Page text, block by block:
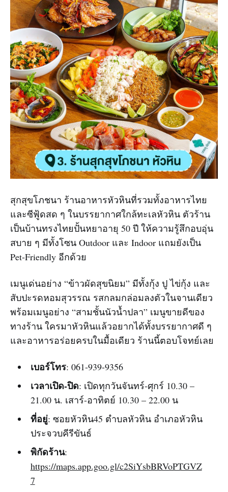
สุกสุขโภชนา ร้านอาหารหัวหินที่รวมทั้งอาหารไทย
และซีฟู้ดสด ๆ ในบรรยากาศใกล้ทะเลหัวหิน ตัวร้าน
เป็นบ้านทรงไทยปั้นหยาอายุ 50 ปี ให้ความรู้สึกอบอุ่น
สบาย ๆ มีทั้งโซน Outdoor และ Indoor แถมยังเป็น
Pet-Friendly อีกด้วย
เมนูเด่นอย่าง “ข้าวผัดสุขนิยม” มีทั้งกุ้ง ปู ไข่กุ้ง และ
สับปะรดหอมสุวรรณ รสกลมกล่อมลงตัวในจานเดียว
พร้อมเมนูอย่าง “สามชั้นนัวน้ำปลา” เมนูขายดีของ
ทางร้าน ใครมาหัวหินแล้วอยากได้ทั้งบรรยากาศดี ๆ
และอาหารอร่อยครบในมื้อเดียว ร้านนี้ตอบโจทย์เลย
เบอร์โทร: 061-939-9356
เวลาเปิด-ปิด: เปิดทุกวันจันทร์-ศุกร์ 10.30 –
21.00 น. เสาร์-อาทิตย์ 10.30 – 22.00 น
ที่อยู่: ซอยหัวหิน45 ตำบลหัวหิน อำเภอหัวหิน
ประจวบคีรีขันธ์
พิกัดร้าน:
https://maps.app.goo.gl/c2SiYsbBRVoPTGVZ
7